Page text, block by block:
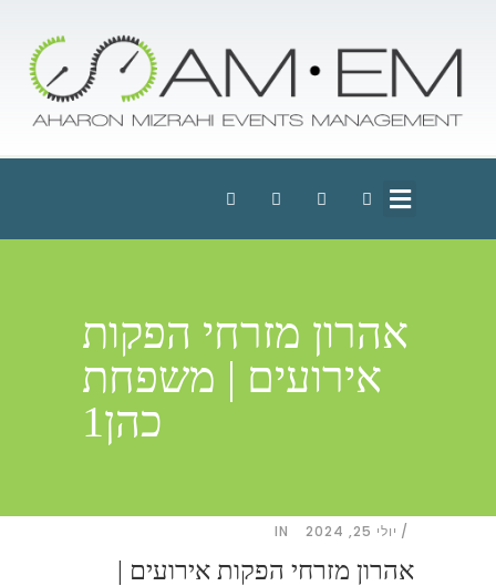
אהרון מזרחי הפקות
אירועים | משפחת
כהן1
יולי 25, 2024 IN
אהרון מזרחי הפקות אירועים |